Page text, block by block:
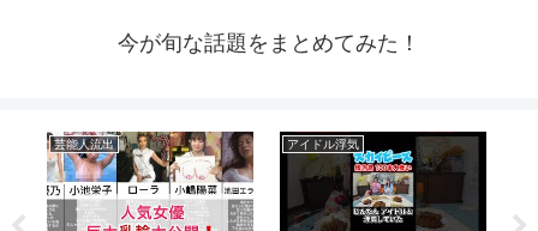
今が旬な話題をまとめてみた！
芸能人流出 アイドル浮気